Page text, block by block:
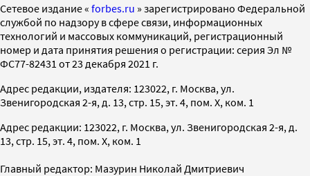
Cетевое издание « forbes.ru » зарегистрировано Федеральной
службой по надзору в сфере связи, информационных
технологий и массовых коммуникаций, регистрационный
номер и дата принятия решения о регистрации: серия Эл №
ФС77-82431 от 23 декабря 2021 г.
Адрес редакции, издателя: 123022, г. Москва, ул.
Звенигородская 2-я, д. 13, стр. 15, эт. 4, пом. X, ком. 1
Адрес редакции: 123022, г. Москва, ул. Звенигородская 2-я, д.
13, стр. 15, эт. 4, пом. X, ком. 1
Главный редактор: Мазурин Николай Дмитриевич